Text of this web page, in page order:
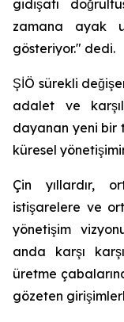
gidişatı
zamana ayak
gösteriyor." dedi.
ŞİÖ sürekli
adalet ve
dayanan yeni bir
küresel
Çin yıllardır,
istişarelere ve
yönetişim
anda karşı
üretme
gözeten